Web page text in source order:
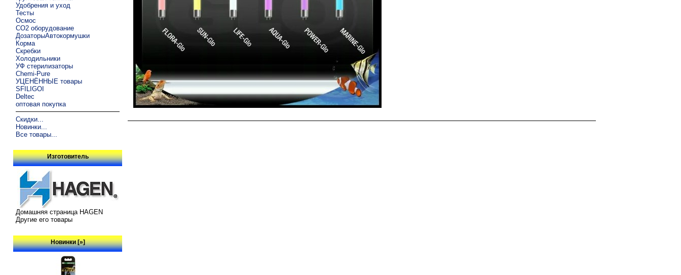
Удобрения и уход
Тесты
Осмос
CO2 оборудование
ДозаторыАвтокормушки
Корма
Скребки
Холодильники
УФ стерилизаторы
Chemi-Pure
УЦЕНЁННЫЕ товары
SFILIGOI
Deltec
оптовая покупка
Скидки...
Новинки...
Все товары...
Изготовитель
Домашняя страница HAGEN
Другие его товары
Новинки [»]